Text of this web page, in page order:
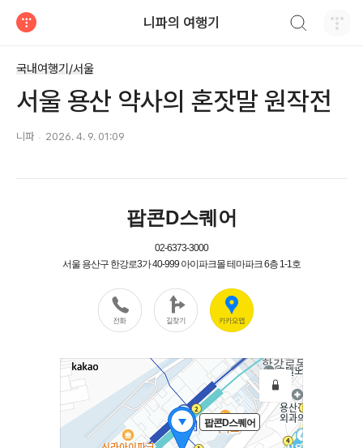
니파의 여행기
국내여행기/서울
서울 용산 약사의 혼잣말 원작전
니파 2026. 4. 9. 01:09